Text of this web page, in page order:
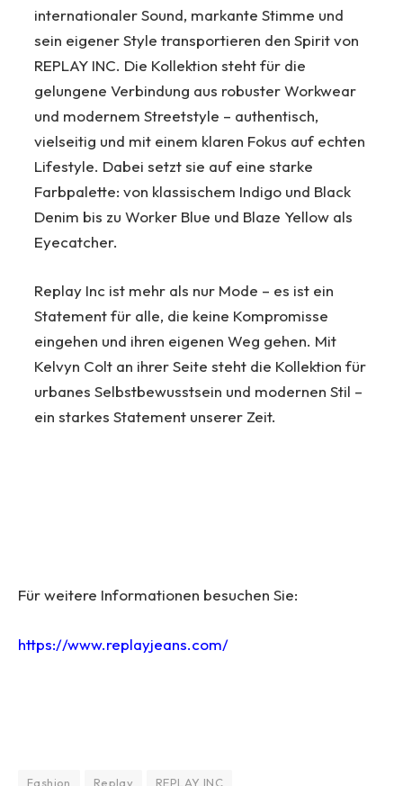
internationaler Sound, markante Stimme und
sein eigener Style transportieren den Spirit von
REPLAY INC. Die Kollektion steht für die
gelungene Verbindung aus robuster Workwear
und modernem Streetstyle – authentisch,
vielseitig und mit einem klaren Fokus auf echten
Lifestyle. Dabei setzt sie auf eine starke
Farbpalette: von klassischem Indigo und Black
Denim bis zu Worker Blue und Blaze Yellow als
Eyecatcher.
Replay Inc ist mehr als nur Mode – es ist ein
Statement für alle, die keine Kompromisse
eingehen und ihren eigenen Weg gehen. Mit
Kelvyn Colt an ihrer Seite steht die Kollektion für
urbanes Selbstbewusstsein und modernen Stil –
ein starkes Statement unserer Zeit.
Für weitere Informationen besuchen Sie:
https://www.replayjeans.com/
Fashion Replay REPLAY INC